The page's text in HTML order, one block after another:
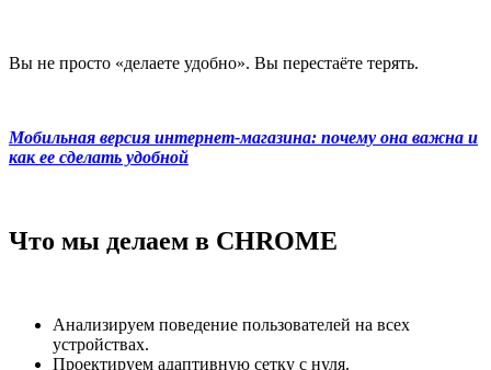
Вы не просто «делаете удобно». Вы перестаёте терять.
Мобильная версия интернет-магазина: почему она важна и
как ее сделать удобной
Что мы делаем в CHROME
Анализируем поведение пользователей на всех
устройствах.
Проектируем адаптивную сетку с нуля.